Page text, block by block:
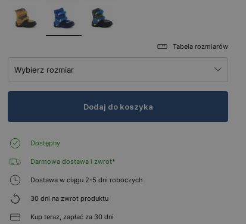
Tabela rozmiarów
Wybierz rozmiar
Dodaj do koszyka
Dostępny
Darmowa dostawa i zwrot*
Dostawa w ciągu 2-5 dni roboczych
30 dni na zwrot produktu
Kup teraz, zapłać za 30 dni